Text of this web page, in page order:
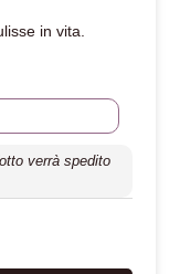
in vita.
verrà spedito